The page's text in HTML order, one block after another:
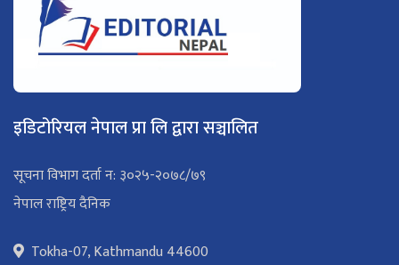
इडिटोरियल नेपाल प्रा लि द्वारा सञ्चालित
सूचना विभाग दर्ता न: ३०२५-२०७८/७९
नेपाल राष्ट्रिय दैनिक
Tokha-07, Kathmandu 44600